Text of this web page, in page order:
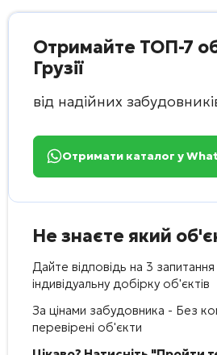
Отримайте ТОП-7
Грузії
від надійних
Отримати каталог у
Не знаєте який
Дайте відповідь на 3
індивідуальну добірку об'єктів
За цінами забудовника - Без
перевірені об'єкти